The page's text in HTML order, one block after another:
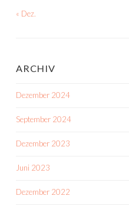
« Dez.
ARCHIV
Dezember 2024
September 2024
Dezember 2023
Juni 2023
Dezember 2022